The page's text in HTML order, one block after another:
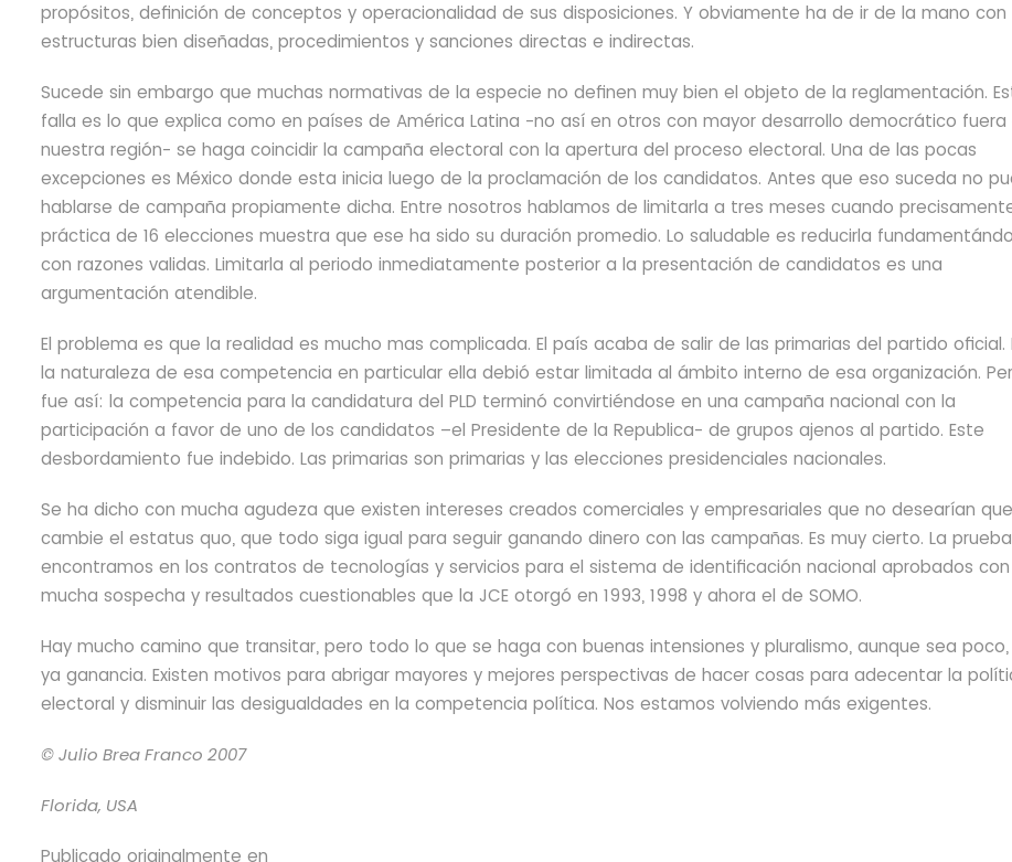
propósitos, definición de conceptos y operacionalidad de sus disposiciones. Y obviamente ha de ir de la mano con
estructuras bien diseñadas, procedimientos y sanciones directas e indirectas.
Sucede sin embargo que muchas normativas de la especie no definen muy bien el objeto de la reglamentación.
falla es lo que explica como en países de América Latina -no así en otros con mayor desarrollo democrático fuera
nuestra región- se haga coincidir la campaña electoral con la apertura del proceso electoral. Una de las pocas
excepciones es México donde esta inicia luego de la proclamación de los candidatos. Antes que eso suceda no
hablarse de campaña propiamente dicha. Entre nosotros hablamos de limitarla a tres meses cuando
práctica de 16 elecciones muestra que ese ha sido su duración promedio. Lo saludable es reducirla
con razones validas. Limitarla al periodo inmediatamente posterior a la presentación de candidatos es una
argumentación atendible.
El problema es que la realidad es mucho mas complicada. El país acaba de salir de las primarias del partido oficial.
la naturaleza de esa competencia en particular ella debió estar limitada al ámbito interno de esa organización.
fue así: la competencia para la candidatura del PLD terminó convirtiéndose en una campaña nacional con la
participación a favor de uno de los candidatos –el Presidente de la Republica- de grupos ajenos al partido. Este
desbordamiento fue indebido. Las primarias son primarias y las elecciones presidenciales nacionales.
Se ha dicho con mucha agudeza que existen intereses creados comerciales y empresariales que no desearían que
cambie el estatus quo, que todo siga igual para seguir ganando dinero con las campañas. Es muy cierto. La
encontramos en los contratos de tecnologías y servicios para el sistema de identificación nacional aprobados con
mucha sospecha y resultados cuestionables que la JCE otorgó en 1993, 1998 y ahora el de SOMO.
Hay mucho camino que transitar, pero todo lo que se haga con buenas intensiones y pluralismo, aunque sea poco,
ya ganancia. Existen motivos para abrigar mayores y mejores perspectivas de hacer cosas para adecentar la
electoral y disminuir las desigualdades en la competencia política. Nos estamos volviendo más exigentes.
© Julio Brea Franco 2007
Florida, USA
Publicado originalmente en